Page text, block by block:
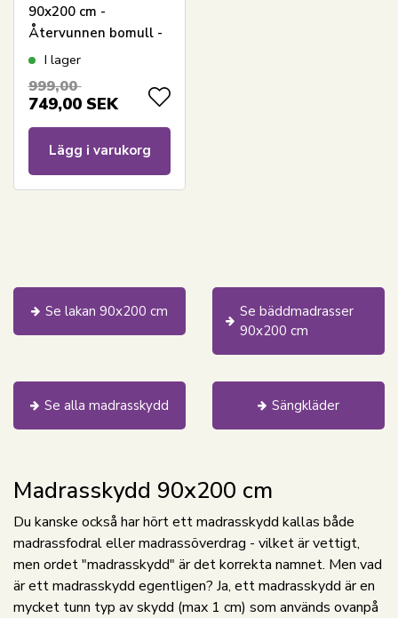
90x200 cm -
Återvunnen bomull -
Danskproducerad -
I lager
999,00
749,00 SEK
Lägg i varukorg
Se lakan 90x200 cm
Se bäddmadrasser
90x200 cm
Se alla madrasskydd Sängkläder
Madrasskydd 90x200 cm
Du kanske också har hört ett madrasskydd kallas både
madrassfodral eller madrassöverdrag - vilket är vettigt,
men ordet "madrasskydd" är det korrekta namnet. Men vad
är ett madrasskydd egentligen? Ja, ett madrasskydd är en
mycket tunn typ av skydd (max 1 cm) som används ovanpå